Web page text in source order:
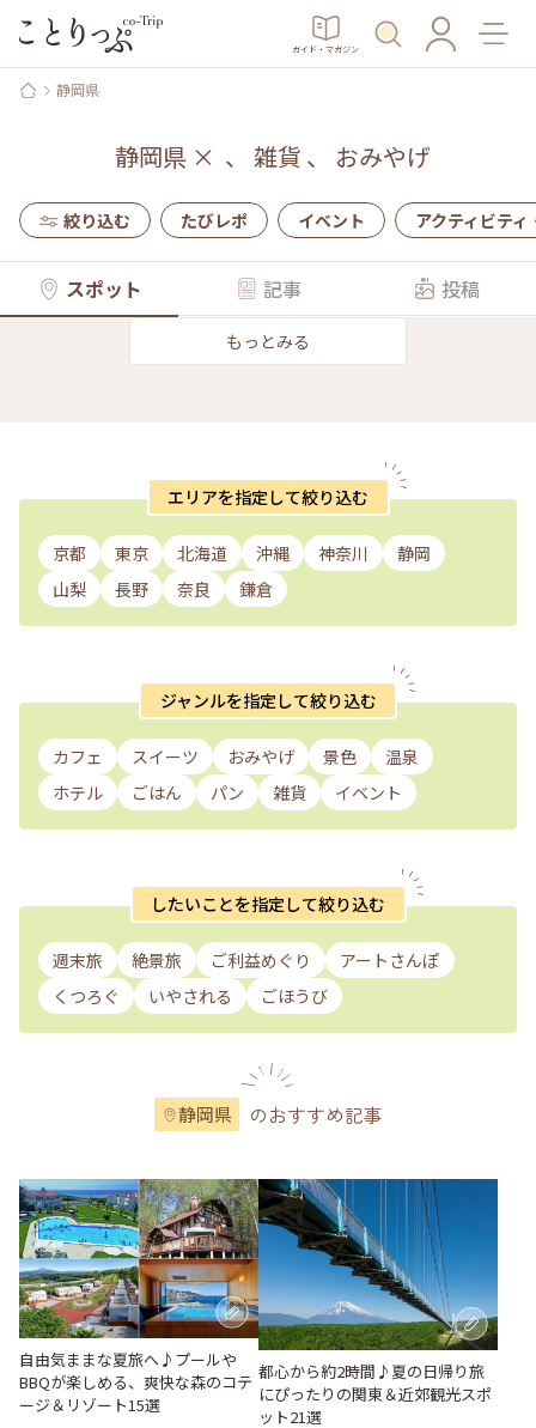
ガイド・マガジン
静岡県
静岡県 × 、 雑貨 、 おみやげ
絞り込む たびレポ イベント アクティビティ
スポット 記事 投稿
もっとみる
エリアを指定して絞り込む
京都 東京 北海道 沖縄 神奈川
静岡
山梨
長野 奈良 鎌倉
ジャンルを指定して絞り込む
カフェ スイーツ おみやげ 景色
温泉
ホテル
ごはん パン 雑貨 イベント
したいことを指定して絞り込む
週末旅 絶景旅 ご利益めぐり
アートさんぽ
くつろぐ
いやされる ごほうび
静岡県 のおすすめ記事
自由気ままな夏旅へ♪プールや
BBQが楽しめる、爽快な森のコテ
ージ＆リゾート15選
都心から約2時間♪夏の日帰り旅
にぴったりの関東＆近郊観光スポ
ット21選